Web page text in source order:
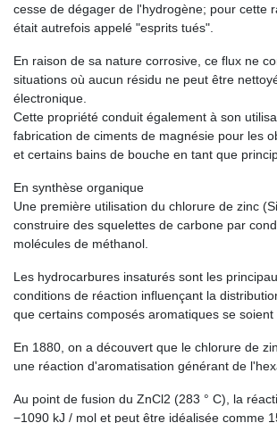
cesse de dégager de l'hydrogène; pour cette
était autrefois appelé "esprits tués".
En raison de sa nature corrosive, ce flux ne
situations où aucun résidu ne peut être
électronique.
Cette propriété conduit également à son
fabrication de ciments de magnésie pour les
et certains bains de bouche en tant que
En synthèse organique
Une première utilisation du chlorure de zinc
construire des squelettes de carbone par
molécules de méthanol.
Les hydrocarbures insaturés sont les
conditions de réaction influençant la
que certains composés aromatiques se soient
En 1880, on a découvert que le chlorure de
une réaction d'aromatisation générant de
Au point de fusion du ZnCl2 (283 ° C), la
−1090 kJ / mol et peut être idéalisée comme